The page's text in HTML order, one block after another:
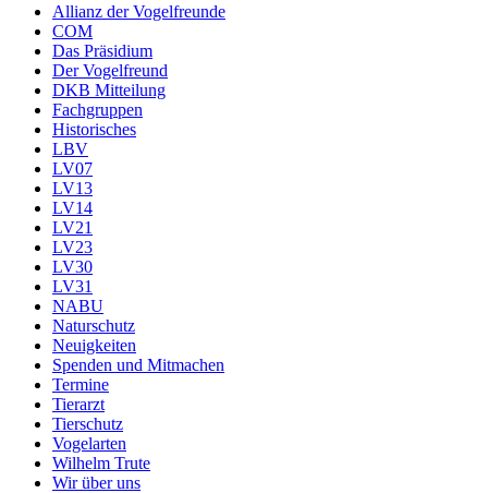
Allianz der Vogelfreunde
COM
Das Präsidium
Der Vogelfreund
DKB Mitteilung
Fachgruppen
Historisches
LBV
LV07
LV13
LV14
LV21
LV23
LV30
LV31
NABU
Naturschutz
Neuigkeiten
Spenden und Mitmachen
Termine
Tierarzt
Tierschutz
Vogelarten
Wilhelm Trute
Wir über uns